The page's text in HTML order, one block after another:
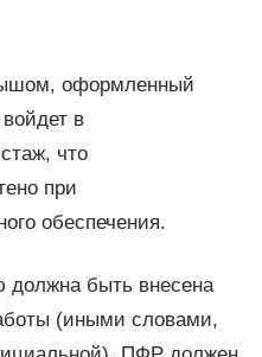
оформленный
в
что
при
обеспечения.
должна быть внесена
(иными словами,